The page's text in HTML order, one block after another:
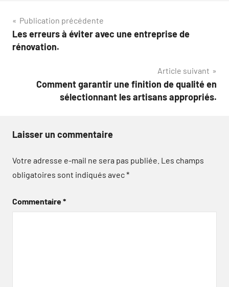
Navigation
de
Publication précédente
Les erreurs à éviter avec une entreprise de
rénovation.
Article suivant
Comment garantir une finition de qualité en
sélectionnant les artisans appropriés.
Laisser un commentaire
Votre adresse e-mail ne sera pas publiée. Les champs
obligatoires sont indiqués avec*
Commentaire*